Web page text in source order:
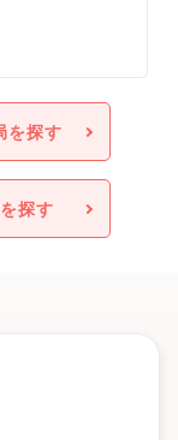
を探す
探す